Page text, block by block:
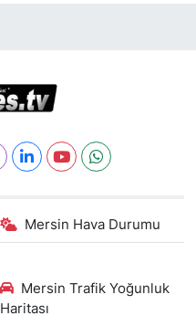
Mersin Hava Durumu
Mersin Trafik Yoğunluk
Haritası